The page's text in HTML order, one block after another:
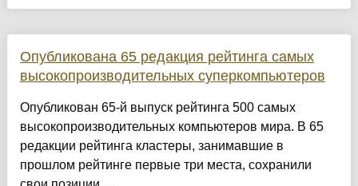
Опубликована 65 редакция рейтинга самых
высокопроизводительных суперкомпьютеров
Опубликован 65-й выпуск рейтинга 500 самых
высокопроизводительных компьютеров мира. В 65
редакции рейтинга кластеры, занимавшие в
прошлом рейтинге первые три места, сохранили